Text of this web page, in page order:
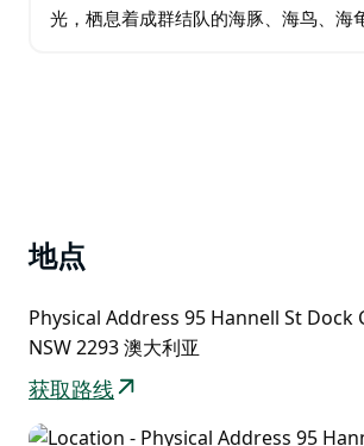
光，栖息着成群结队的海豚、海鸟、海
地点
Physical Address 95 Hannell St Dock
NSW 2293 澳大利亚
获取路线